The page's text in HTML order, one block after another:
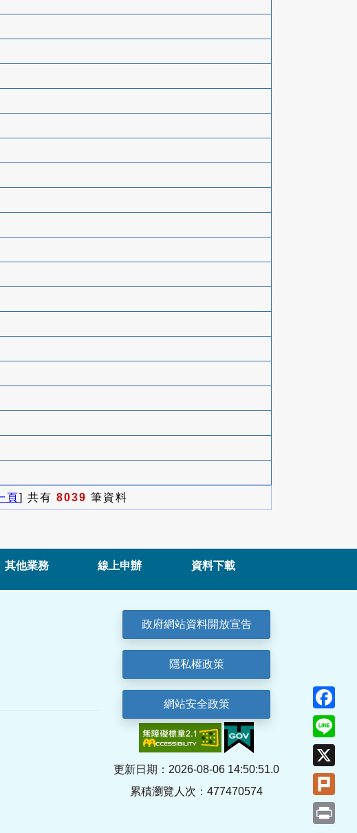
頁] 共有 8039 筆資料
其他業務 線上申辦 資料下載
政府網站資料開放宣告
隱私權政策
網站安全政策
更新日期：2026-08-06 14:50:51.0
累積瀏覽人次：477470574